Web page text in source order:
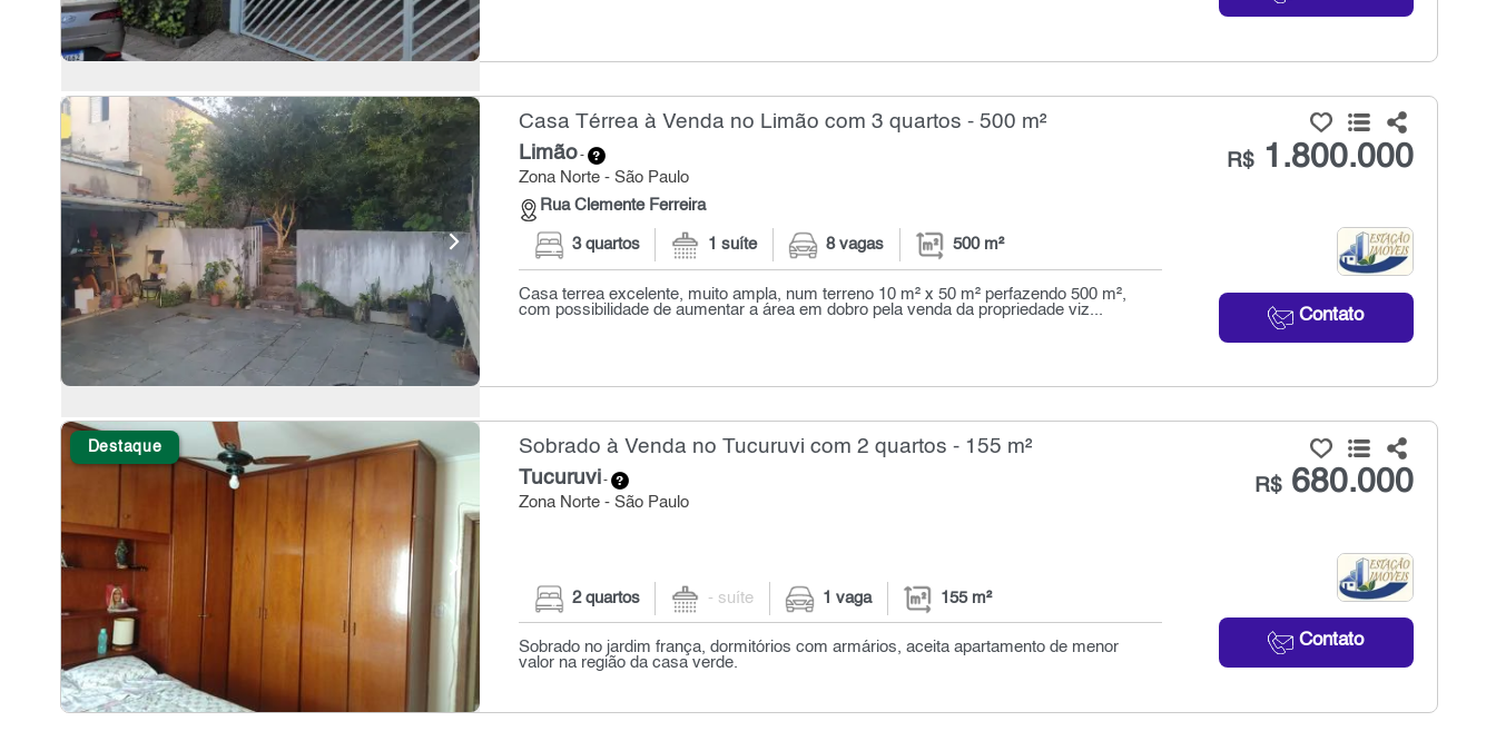
Casa Térrea à Venda no Limão com 3 quartos - 500 m²
Limão-
Zona Norte - São Paulo
Rua Clemente Ferreira
R$1.800.000
Contato
3 quartos 1 suíte 8 vagas 500 m²
Casa terrea excelente, muito ampla, num terreno 10 m² x 50 m² perfazendo 500 m²,
com possibilidade de aumentar a área em dobro pela venda da propriedade viz...
Destaque Sobrado à Venda no Tucuruvi com 2 quartos - 155 m²
Tucuruvi-
Zona Norte - São Paulo
R$680.000
Contato
2 quartos - suíte 1 vaga 155 m²
Sobrado no jardim frança, dormitórios com armários, aceita apartamento de menor
valor na região da casa verde.